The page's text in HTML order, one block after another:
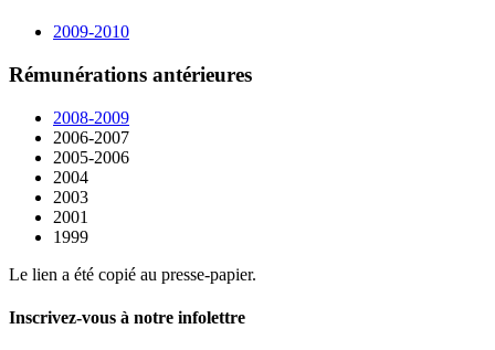
2009-2010
Rémunérations antérieures
2008-2009
2006-2007
2005-2006
2004
2003
2001
1999
Le lien a été copié au presse-papier.
Inscrivez-vous à notre infolettre